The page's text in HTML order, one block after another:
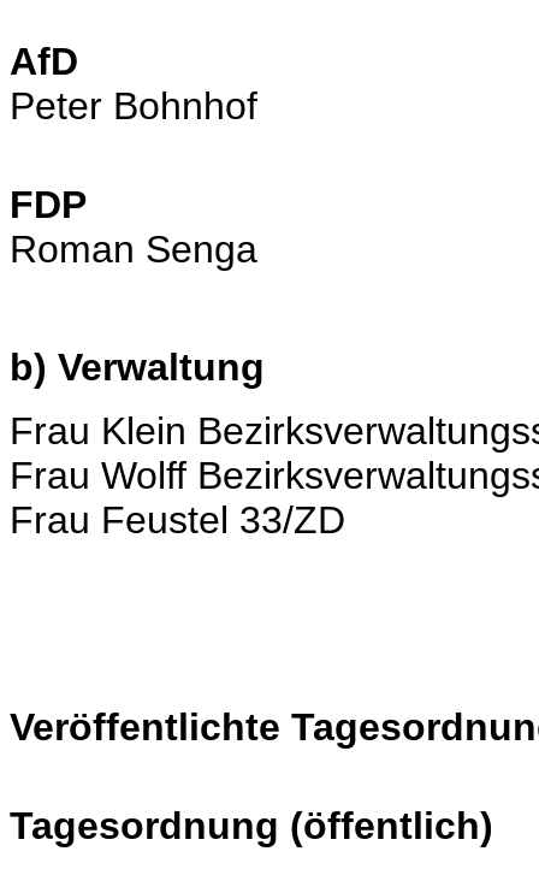
AfD
Peter Bohnhof
FDP
Roman Senga
b) Verwaltung
Frau Klein
Frau Wolff
Frau Feustel 33/ZD
Veröffentlichte
Tagesordnung (öffentlich)